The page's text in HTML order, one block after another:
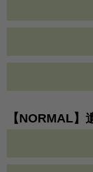
【NORMAL】